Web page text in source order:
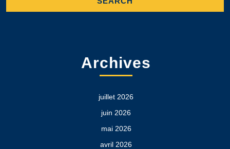
Archives
juillet 2026
juin 2026
mai 2026
avril 2026